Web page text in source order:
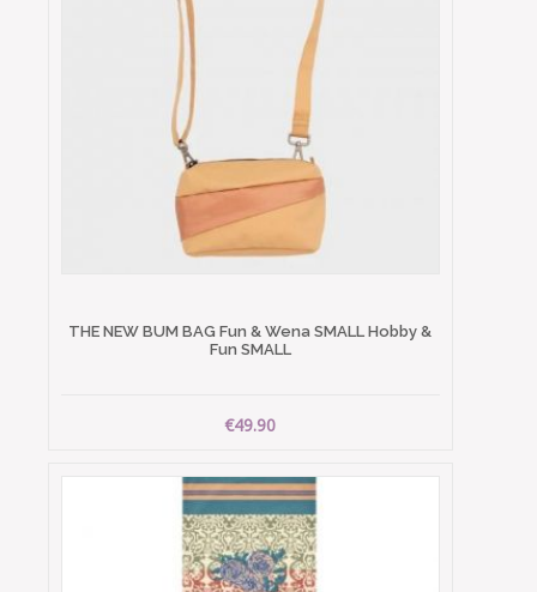
THE NEW BUM BAG Fun & Wena SMALL Hobby &
Fun SMALL
€49.90